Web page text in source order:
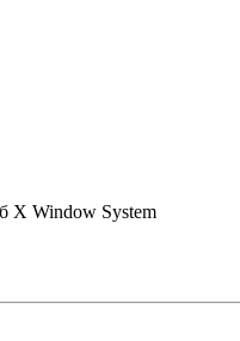
X Window System